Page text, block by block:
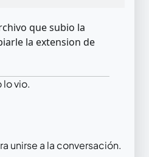
que subio la
la extension de
lo vio.
unirse a la conversación.